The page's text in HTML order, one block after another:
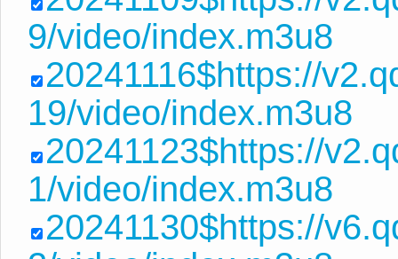
9/video/index.m3u8
20241116$https://
19/video/index.m3u8
20241123$https://
1/video/index.m3u8
20241130$https://